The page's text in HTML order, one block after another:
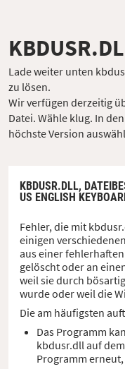
Lade weiter unten
zu lösen.
Wir verfügen derzeitig
Datei. Wähle klug. In
höchste Version
KBDUSR.DLL,
US ENGLISH
Fehler, die mit
einigen
aus einer
gelöscht oder an
weil sie durch
wurde oder weil die
Die am häufigsten
Das Programm
kbdusr.dll auf
Programm